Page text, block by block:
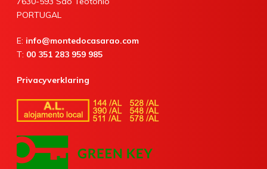
PORTUGAL
E: info@montedocasarao.com
T: 00 351 283 959 985
Privacyverklaring